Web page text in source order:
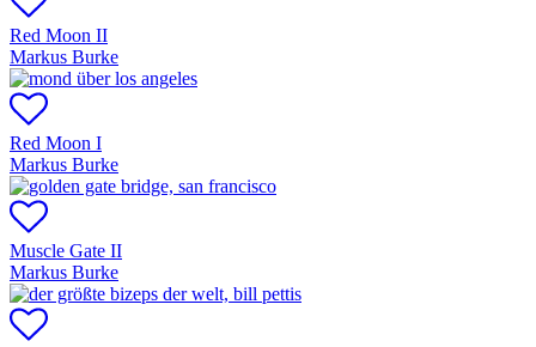
Red Moon II
Markus Burke
Red Moon I
Markus Burke
Muscle Gate II
Markus Burke